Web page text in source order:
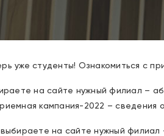
уже студенты! Ознакомиться с
на сайте нужный филиал –
кампания-2022 – сведения
на сайте нужный